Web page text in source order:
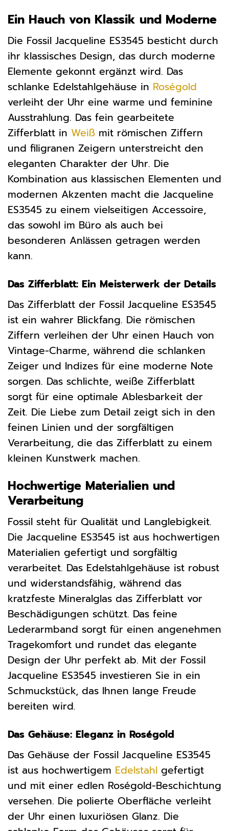
Ein Hauch von Klassik und Moderne
Die Fossil Jacqueline ES3545 besticht durch
ihr klassisches Design, das durch moderne
Elemente gekonnt ergänzt wird. Das
schlanke Edelstahlgehäuse in Roségold
verleiht der Uhr eine warme und feminine
Ausstrahlung. Das fein gearbeitete
Zifferblatt in Weiß mit römischen Ziffern
und filigranen Zeigern unterstreicht den
eleganten Charakter der Uhr. Die
Kombination aus klassischen Elementen und
modernen Akzenten macht die Jacqueline
ES3545 zu einem vielseitigen Accessoire,
das sowohl im Büro als auch bei
besonderen Anlässen getragen werden
kann.
Das Zifferblatt: Ein Meisterwerk der Details
Das Zifferblatt der Fossil Jacqueline ES3545
ist ein wahrer Blickfang. Die römischen
Ziffern verleihen der Uhr einen Hauch von
Vintage-Charme, während die schlanken
Zeiger und Indizes für eine moderne Note
sorgen. Das schlichte, weiße Zifferblatt
sorgt für eine optimale Ablesbarkeit der
Zeit. Die Liebe zum Detail zeigt sich in den
feinen Linien und der sorgfältigen
Verarbeitung, die das Zifferblatt zu einem
kleinen Kunstwerk machen.
Hochwertige Materialien und
Verarbeitung
Fossil steht für Qualität und Langlebigkeit.
Die Jacqueline ES3545 ist aus hochwertigen
Materialien gefertigt und sorgfältig
verarbeitet. Das Edelstahlgehäuse ist robust
und widerstandsfähig, während das
kratzfeste Mineralglas das Zifferblatt vor
Beschädigungen schützt. Das feine
Lederarmband sorgt für einen angenehmen
Tragekomfort und rundet das elegante
Design der Uhr perfekt ab. Mit der Fossil
Jacqueline ES3545 investieren Sie in ein
Schmuckstück, das Ihnen lange Freude
bereiten wird.
Das Gehäuse: Eleganz in Roségold
Das Gehäuse der Fossil Jacqueline ES3545
ist aus hochwertigem Edelstahl gefertigt
und mit einer edlen Roségold-Beschichtung
versehen. Die polierte Oberfläche verleiht
der Uhr einen luxuriösen Glanz. Die